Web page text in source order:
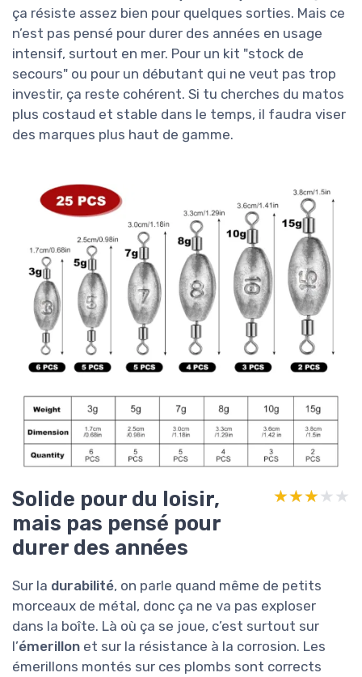
ça résiste assez bien pour quelques sorties. Mais ce
n’est pas pensé pour durer des années en usage
intensif, surtout en mer. Pour un kit "stock de
secours" ou pour un débutant qui ne veut pas trop
investir, ça reste cohérent. Si tu cherches du matos
plus costaud et stable dans le temps, il faudra viser
des marques plus haut de gamme.
Solide pour du loisir,
mais pas pensé pour
durer des années
★★★★★
★★★★★
Sur la durabilité, on parle quand même de petits
morceaux de métal, donc ça ne va pas exploser
dans la boîte. Là où ça se joue, c’est surtout sur
l’émerillon et sur la résistance à la corrosion. Les
émerillons montés sur ces plombs sont corrects